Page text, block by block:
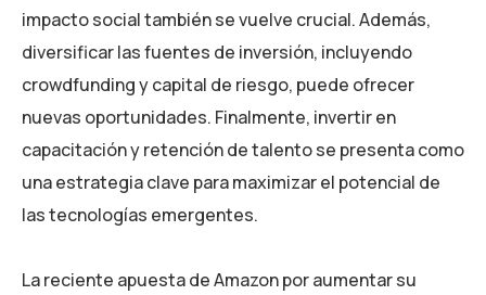
impacto social también se vuelve crucial. Además,
diversificar las fuentes de inversión, incluyendo
crowdfunding y capital de riesgo, puede ofrecer
nuevas oportunidades. Finalmente, invertir en
capacitación y retención de talento se presenta como
una estrategia clave para maximizar el potencial de
las tecnologías emergentes.
La reciente apuesta de Amazon por aumentar su